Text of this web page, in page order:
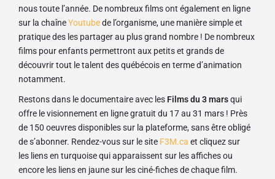
nous toute l’année. De nombreux films ont également en ligne
sur la chaîneYoutubede l’organisme, une manière simple et
pratique des les partager au plus grand nombre ! De nombreux
films pour enfants permettront aux petits et grands de
découvrir tout le talent des québécois en terme d’animation
notamment.
Restons dans le documentaire avec les Films du 3 marsqui
offre le visionnement en ligne gratuit du 17 au 31 mars ! Près
de 150 oeuvres disponibles sur la plateforme, sans être obligé
de s’abonner. Rendez-vous sur le site F3M.ca et cliquez sur
les liens en turquoise qui apparaissent sur lesaffiches ou
encore les liens en jaune sur lesciné-fiches de chaque film.